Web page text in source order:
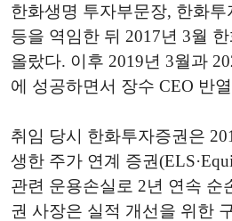
한화생명 투자부문장, 한화
등을 역임한 뒤 2017년 3월
올랐다. 이후 2019년 3월과
에 성공하면서 장수 CEO 반
취임 당시 한화투자증권은
생한 주가 연계 증권
관련 운용손실로 2년 연속 순
권 사장은 실적 개선을 위한